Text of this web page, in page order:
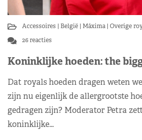
Accessoires België Máxima Overige
26 reacties
Koninklijke hoeden: the
Dat royals hoeden dragen weten
zijn nu eigenlijk de allergrootste
gedragen zijn? Moderator Petra
koninklijke…